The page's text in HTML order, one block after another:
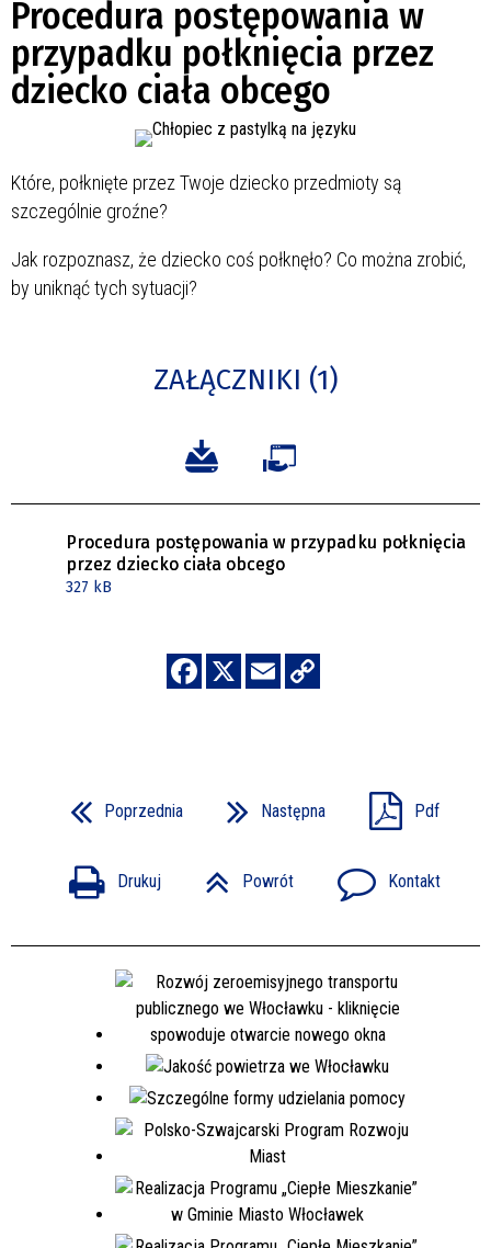
Procedura postępowania w
przypadku połknięcia przez
dziecko ciała obcego
Które, połknięte przez Twoje dziecko przedmioty są
szczególnie groźne?
Jak rozpoznasz, że dziecko coś połknęło? Co można zrobić,
by uniknąć tych sytuacji?
ZAŁĄCZNIKI (1)
Procedura postępowania w przypadku połknięcia
przez dziecko ciała obcego
327 kB
Poprzednia Następna Pdf
Drukuj Powrót Kontakt